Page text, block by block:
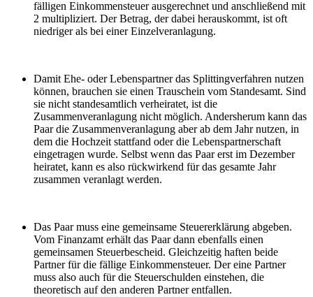
fälligen Einkommensteuer ausgerechnet und anschließend mit
2 multipliziert. Der Betrag, der dabei herauskommt, ist oft
niedriger als bei einer Einzelveranlagung.
Damit Ehe- oder Lebenspartner das Splittingverfahren nutzen
können, brauchen sie einen Trauschein vom Standesamt. Sind
sie nicht standesamtlich verheiratet, ist die
Zusammenveranlagung nicht möglich. Andersherum kann das
Paar die Zusammenveranlagung aber ab dem Jahr nutzen, in
dem die Hochzeit stattfand oder die Lebenspartnerschaft
eingetragen wurde. Selbst wenn das Paar erst im Dezember
heiratet, kann es also rückwirkend für das gesamte Jahr
zusammen veranlagt werden.
Das Paar muss eine gemeinsame Steuererklärung abgeben.
Vom Finanzamt erhält das Paar dann ebenfalls einen
gemeinsamen Steuerbescheid. Gleichzeitig haften beide
Partner für die fällige Einkommensteuer. Der eine Partner
muss also auch für die Steuerschulden einstehen, die
theoretisch auf den anderen Partner entfallen.